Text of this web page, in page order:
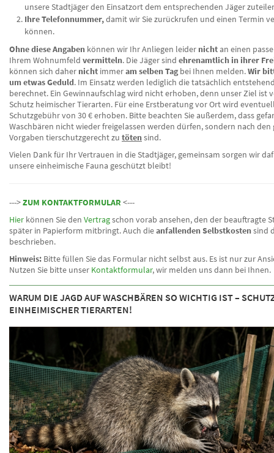
unsere Stadtjäger den Einsatzort dem entsprechenden Jäger
Ihre Telefonnummer,damit wir Sie zurückrufen und einen Termin
können.
Ohne diese Angaben können wir Ihr Anliegen leider nichtan einen
Ihrem Wohnumfeld vermitteln. Die Jäger sind ehrenamtlich in ihrer
können sich daher nicht immeram selben Tagbei Ihnen melden.Wir
um etwas Geduld. Im Einsatz werden lediglich die tatsächlich
berechnet. Ein Gewinnaufschlag wird nicht erhoben, denn unser Ziel ist
Schutz heimischer Tierarten. Für eine Erstberatung vor Ort wird
Schutzgebühr von 30 € erhoben. Bitte beachten Sie außerdem, dass
Waschbären nicht wieder freigelassen werden dürfen, sondern nach den
Vorgaben tierschutzgerecht zu tötensind.
Vielen Dank für Ihr Vertrauen in die Stadtjäger, gemeinsam sorgen wir
unsere einheimische Fauna geschützt bleibt!­­
--->ZUM KONTAKTFORMULAR <---
Hier können Sie den Vertragschon vorab ansehen, den der beauftragte
später in Papierform mitbringt. Auch dieanfallenden Selbstkostensind
beschrieben.
Hinweis: Bitte füllen Sie das Formular nicht selbst aus. Es ist nur zur
Nutzen Sie bitte unser Kontaktformular, wir melden uns dann bei Ihnen.
WARUM DIE JAGD AUF WASCHBÄREN SO WICHTIG IST –
EINHEIMISCHER TIERARTEN!